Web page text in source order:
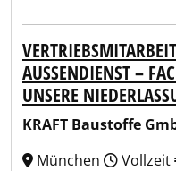
AUSSENDIENST –
NSERE
KRAFT Baustoffe
München
Vollzeit